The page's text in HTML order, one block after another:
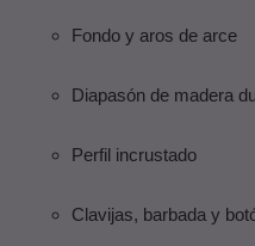
Fondo y aros de arce
Diapasón de madera
Perfil incrustado
Clavijas, barbada y